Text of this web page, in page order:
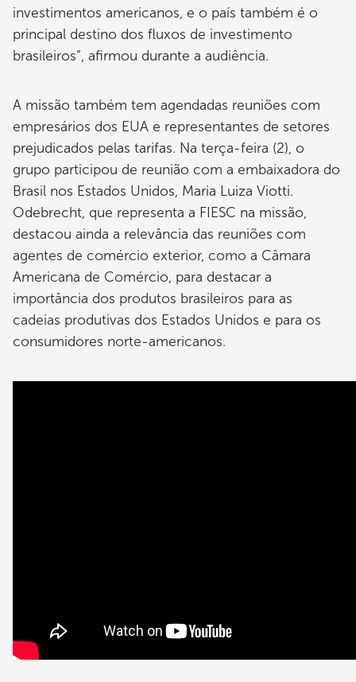
investimentos americanos, e o país também é o
principal destino dos fluxos de investimento
brasileiros”, afirmou durante a audiência.
A missão também tem agendadas reuniões com
empresários dos EUA e representantes de setores
prejudicados pelas tarifas. Na terça-feira (2), o
grupo participou de reunião com a embaixadora do
Brasil nos Estados Unidos, Maria Luiza Viotti.
Odebrecht, que representa a FIESC na missão,
destacou ainda a relevância das reuniões com
agentes de comércio exterior, como a Câmara
Americana de Comércio, para destacar a
importância dos produtos brasileiros para as
cadeias produtivas dos Estados Unidos e para os
consumidores norte-americanos.